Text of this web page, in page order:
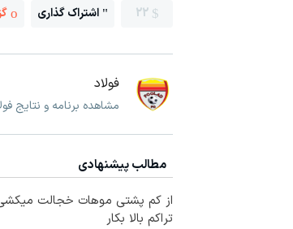
22 اشتراک گذاری
فولاد
مشاهده برنامه و نتایج
مطالب پیشنهادی
از کم پشتی موهات خجالت
تراکم بالا بکار